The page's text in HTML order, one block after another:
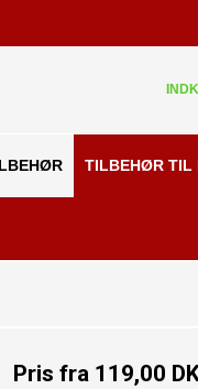
TILBEHØR TIL
Pris fra 119,00